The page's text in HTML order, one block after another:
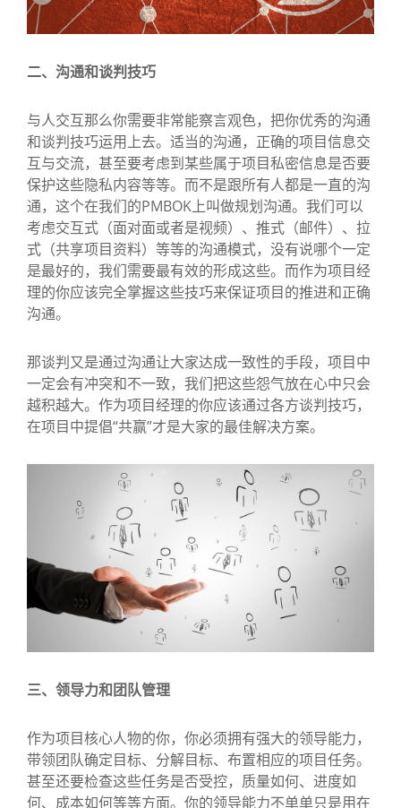
二、沟通和谈判技巧
与人交互那么你需要非常能察言观色，把你优秀的沟通
和谈判技巧运用上去。适当的沟通，正确的项目信息交
互与交流，甚至要考虑到某些属于项目私密信息是否要
保护这些隐私内容等等。而不是跟所有人都是一直的沟
通，这个在我们的PMBOK上叫做规划沟通。我们可以
考虑交互式（面对面或者是视频）、推式（邮件）、拉
式（共享项目资料）等等的沟通模式，没有说哪个一定
是最好的，我们需要最有效的形成这些。而作为项目经
理的你应该完全掌握这些技巧来保证项目的推进和正确
沟通。
那谈判又是通过沟通让大家达成一致性的手段，项目中
一定会有冲突和不一致，我们把这些怨气放在心中只会
越积越大。作为项目经理的你应该通过各方谈判技巧，
在项目中提倡“共赢”才是大家的最佳解决方案。
三、领导力和团队管理
作为项目核心人物的你，你必须拥有强大的领导能力，
带领团队确定目标、分解目标、布置相应的项目任务。
甚至还要检查这些任务是否受控，质量如何、进度如
何、成本如何等等方面。你的领导能力不单单只是用在